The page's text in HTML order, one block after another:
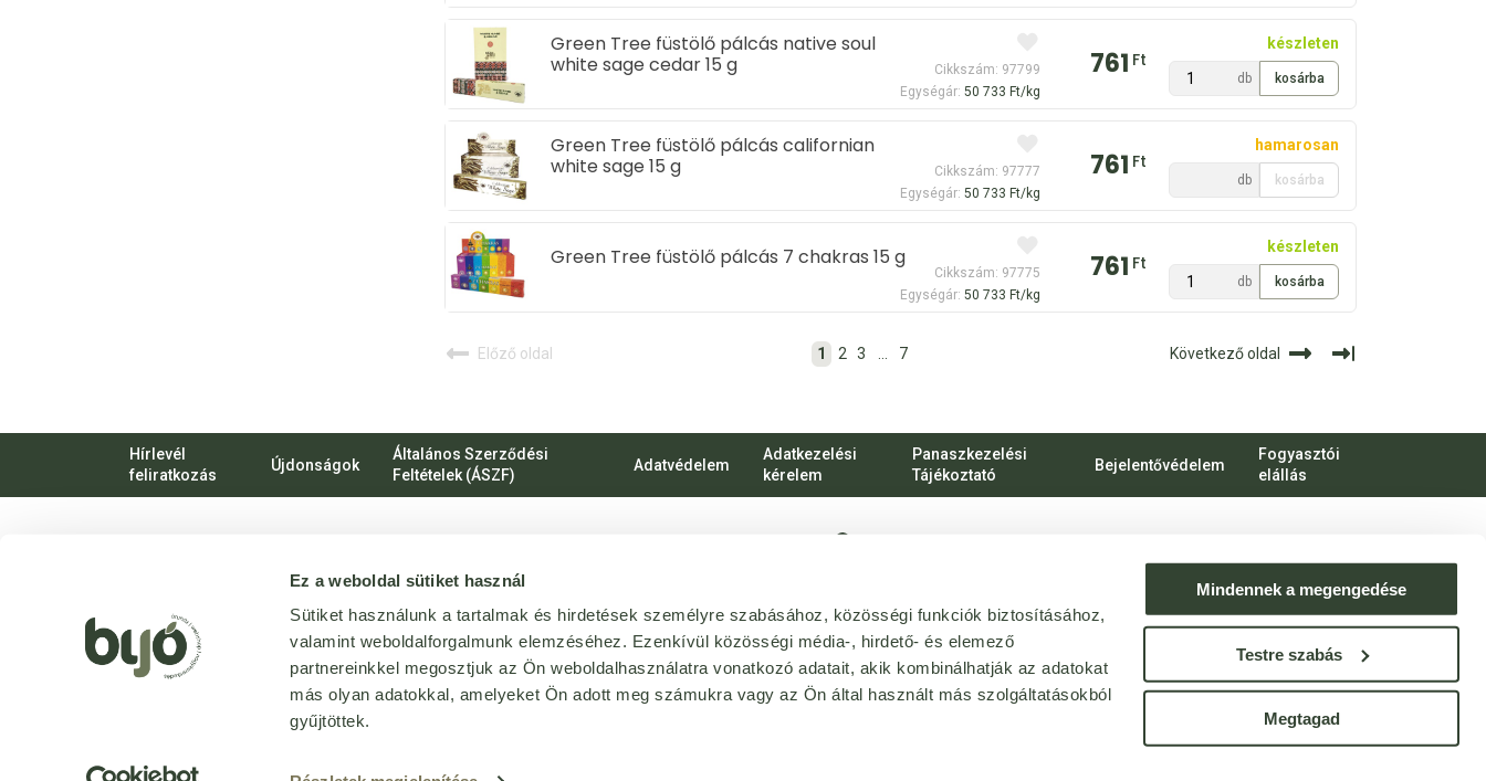
Ez a weboldal sütiket használ
Sütiket használunk a tartalmak és hirdetések személyre szabásához, közösségi funkciók biztosításához,
valamint weboldalforgalmunk elemzéséhez. Ezenkívül közösségi média-, hirdető- és elemező
partnereinkkel megosztjuk az Ön weboldalhasználatra vonatkozó adatait, akik kombinálhatják az adatokat
más olyan adatokkal, amelyeket Ön adott meg számukra vagy az Ön által használt más szolgáltatásokból
gyűjtöttek.
Mindennek a megengedése
Testre szabás
Megtagad
Green Tree füstölő pálcás native soul
white sage cedar 15 g
Cikkszám: 97799
Egységár:50 733 Ft/kg
761 Ft
készleten
db
Green Tree füstölő pálcás californian
white sage 15 g
Cikkszám: 97777
Egységár:50 733 Ft/kg
761 Ft
hamarosan
db kosárba
Green Tree füstölő pálcás 7 chakras 15 g
Cikkszám: 97775
Egységár:50 733 Ft/kg
761 Ft
készleten
db
Előző oldal 1 2 3 7 Következő oldal
Hírlevél
feliratkozás
Újdonságok
Általános Szerződési
Feltételek (ÁSZF)
Adatvédelem
Adatkezelési
kérelem
Panaszkezelési
Tájékoztató
Bejelentővédelem
Fogyasztói
elállás
VIRTUÁLIS
Magánszemélyeknek: webshop@bijo.hu
+36 1 814 64 64
© Bijó 2013 - 2025. Minden jog fenntartva!